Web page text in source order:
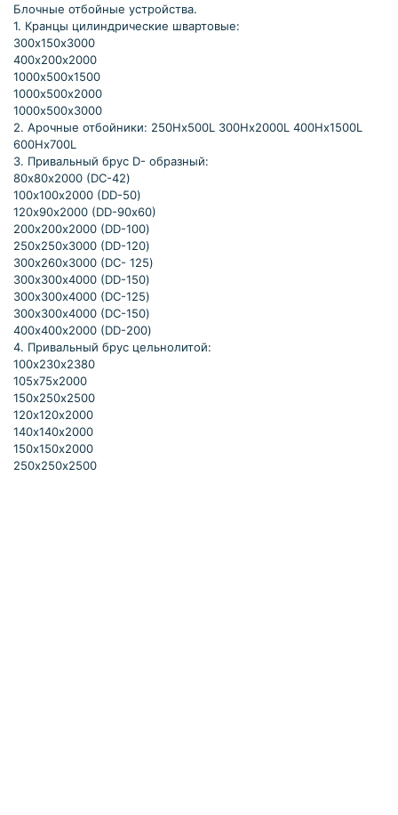
Блочные отбойные устройства.
1. Кранцы цилиндрические швартовые:
300х150х3000
400х200х2000
1000х500х1500
1000х500х2000
1000х500х3000
2. Арочные отбойники: 250Hх500L 300Hх2000L 400Hх1500L
600Hх700L
3. Привальный брус D- образный:
80х80х2000 (DC-42)
100х100х2000 (DD-50)
120х90х2000 (DD-90х60)
200х200х2000 (DD-100)
250х250х3000 (DD-120)
300х260х3000 (DC- 125)
300х300х4000 (DD-150)
300х300х4000 (DC-125)
300х300х4000 (DC-150)
400х400х2000 (DD-200)
4. Привальный брус цельнолитой:
100х230х2380
105х75х2000
150х250х2500
120х120х2000
140х140х2000
150х150х2000
250х250х2500